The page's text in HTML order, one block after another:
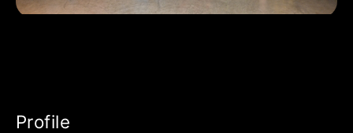
Profile